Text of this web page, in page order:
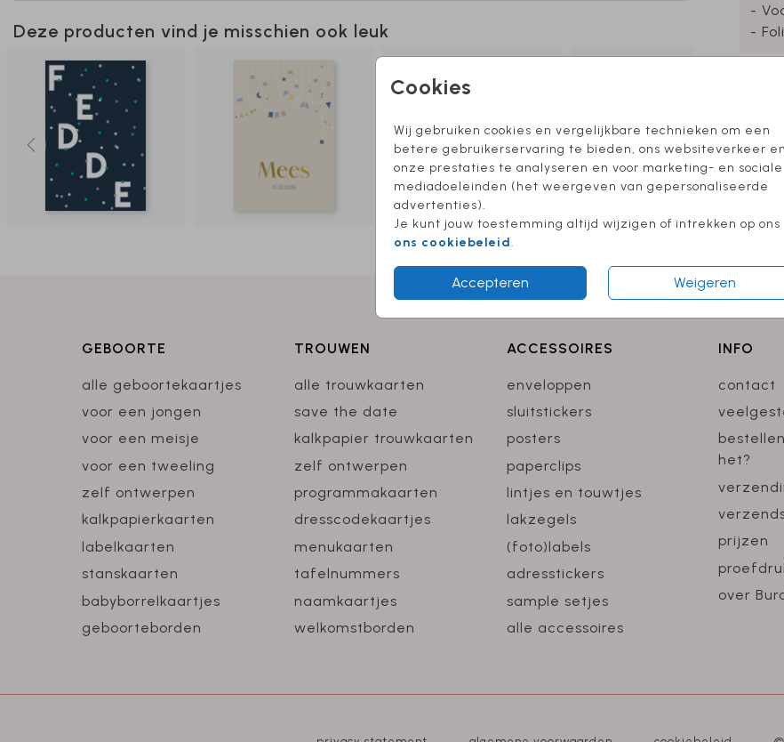
Cookies
Wij gebruiken cookies en vergelijkbare technieken om een
betere gebruikerservaring te bieden, ons websiteverkeer en
onze prestaties te analyseren en voor marketing- en sociale
mediadoeleinden (het weergeven van gepersonaliseerde
advertenties).
Je kunt jouw toestemming altijd wijzigen of intrekken op ons
ons cookiebeleid.
Accepteren Weigeren
Deze producten vind je misschien ook leuk
-
-
GEBOORTE
alle geboortekaartjes
voor een jongen
voor een meisje
voor een tweeling
zelf ontwerpen
kalkpapierkaarten
labelkaarten
stanskaarten
babyborrelkaartjes
geboorteborden
TROUWEN
alle trouwkaarten
save the date
kalkpapier trouwkaarten
zelf ontwerpen
programmakaarten
dresscodekaartjes
menukaarten
tafelnummers
naamkaartjes
welkomstborden
ACCESSOIRES
enveloppen
sluitstickers
posters
paperclips
lintjes en touwtjes
lakzegels
(foto)labels
adresstickers
sample setjes
alle accessoires
INFO
contact
het?
prijzen
over